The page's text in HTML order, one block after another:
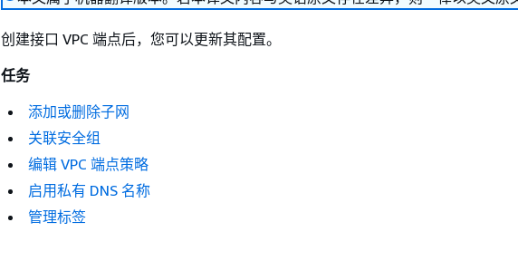
创建接口 VPC 端点后，您可以更新其配置。
任务
添加或删除子网
关联安全组
编辑 VPC 端点策略
启用私有 DNS 名称
管理标签